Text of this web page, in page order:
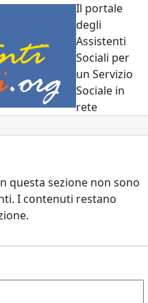
Il portale
degli
Assistenti
Sociali per
un Servizio
Sociale in
rete
questa sezione non sono
I contenuti restano